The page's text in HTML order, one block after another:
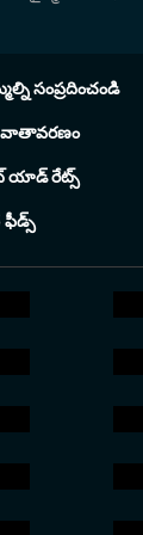
సంప్రదించండి
వాతావరణం
యాడ్ రేట్స్
ఫీడ్స్